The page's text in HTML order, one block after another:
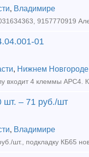
, Владимире
01
, Нижнем Новгороде
– 71 руб./шт
, Владимире